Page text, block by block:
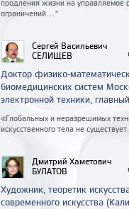
продления жизни на управляемое
ограничений..."
Сергей Васильевич
СЕЛИЩЕВ
Доктор физико-
биомедицинских систем
электронной техники,
«Глобальных и неразрешимых
искусственного тела не
Дмитрий Хаметович
БУЛАТОВ
Художник, теоретик
современного искусства